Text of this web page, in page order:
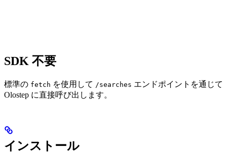
SDK 不要
標準の fetch を使用して /searches エンドポイントを通じて
Olostep に直接呼び出します。
インストール